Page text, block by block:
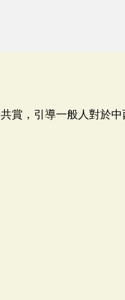
賞，引導一般人對於中